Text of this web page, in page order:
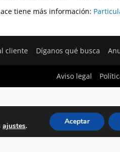
tiene más información:
cliente Díganos qué busca
Aviso legal
ajustes. Aceptar